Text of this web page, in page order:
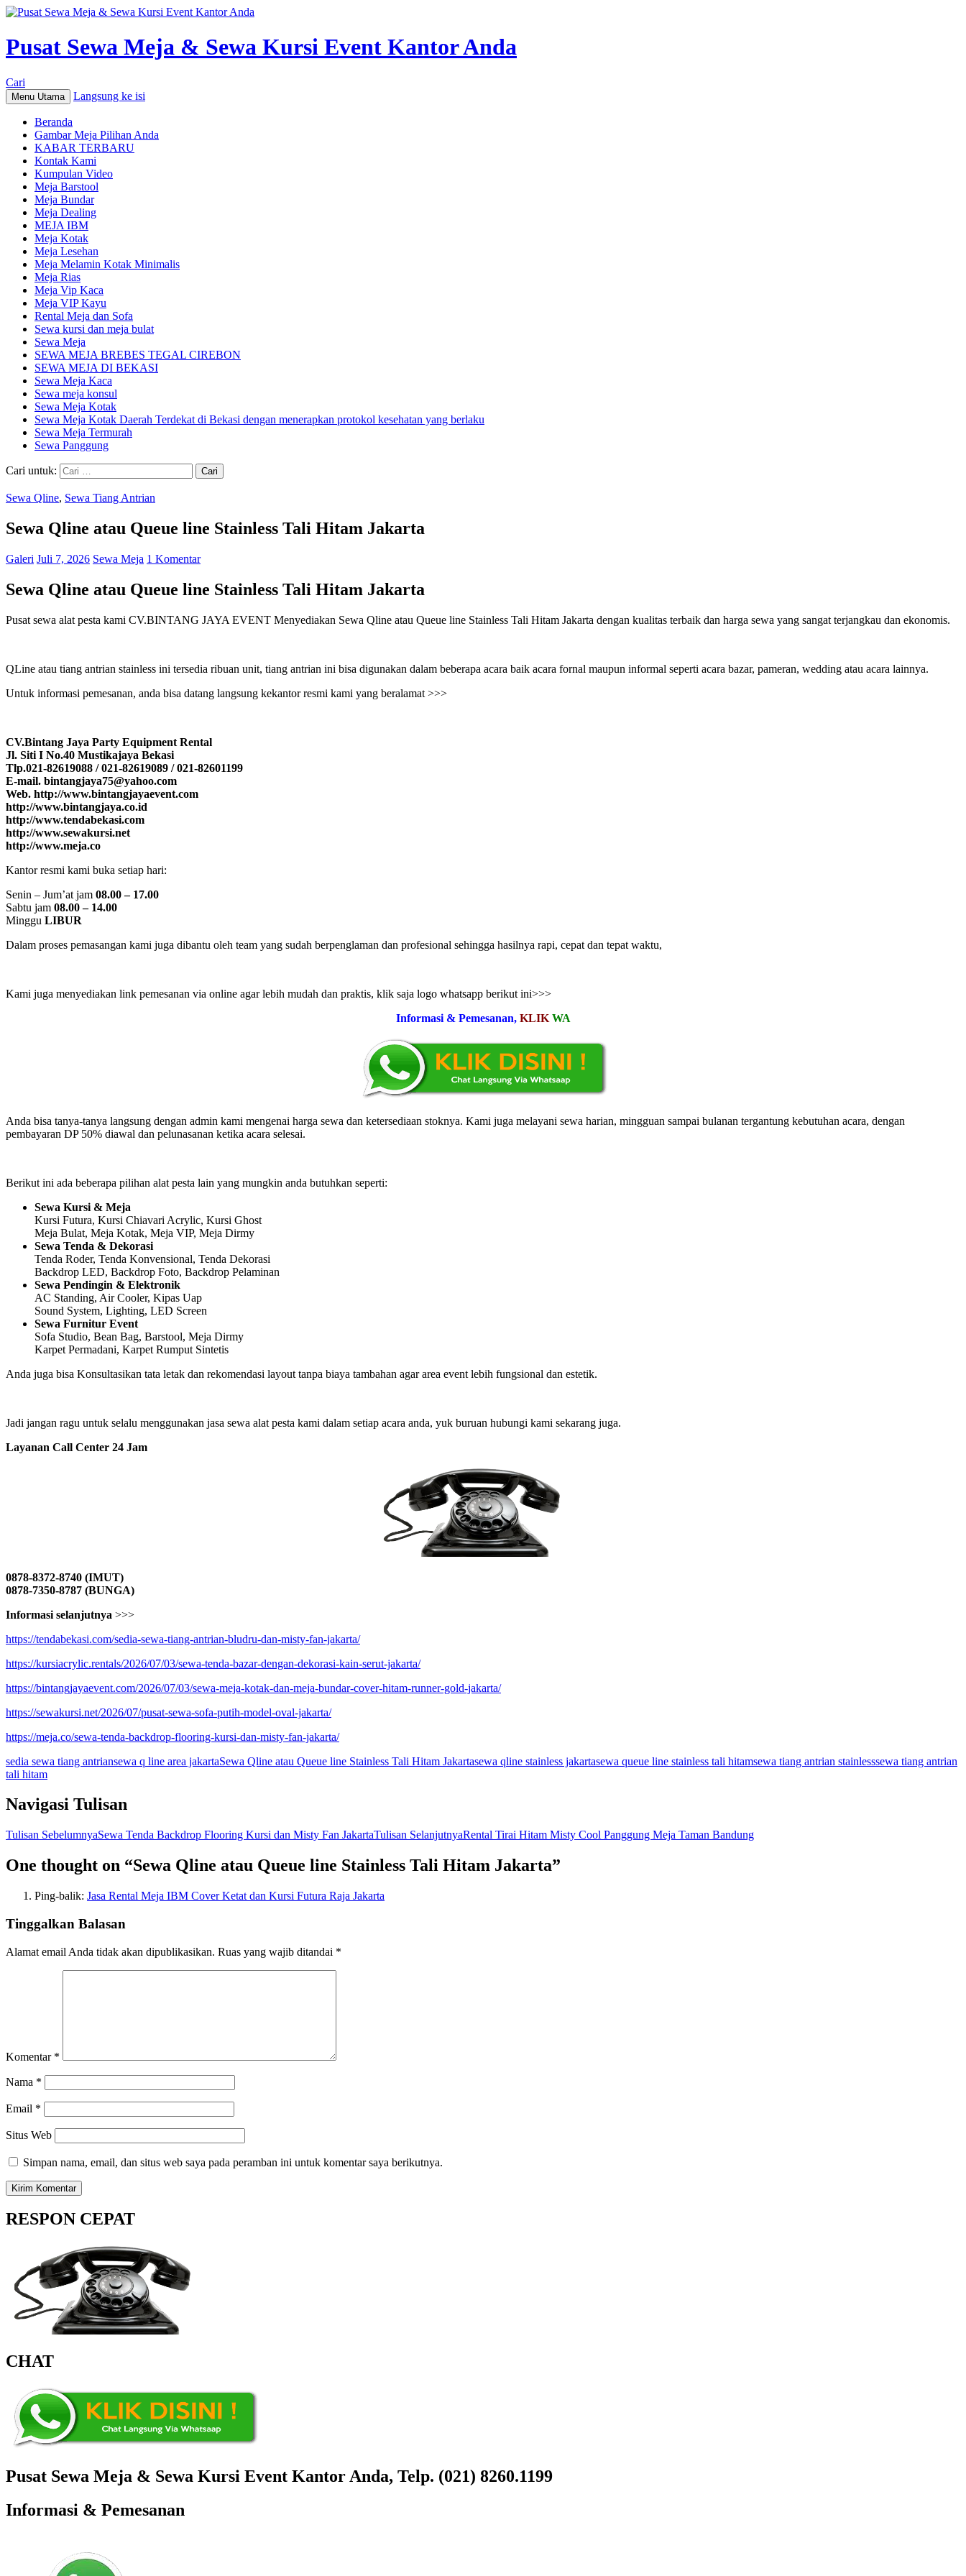
Pusat Sewa Meja & Sewa Kursi Event Kantor Anda
Cari
Menu Utama Langsung ke isi
Beranda
Gambar Meja Pilihan Anda
KABAR TERBARU
Kontak Kami
Kumpulan Video
Meja Barstool
Meja Bundar
Meja Dealing
MEJA IBM
Meja Kotak
Meja Lesehan
Meja Melamin Kotak Minimalis
Meja Rias
Meja Vip Kaca
Meja VIP Kayu
Rental Meja dan Sofa
Sewa kursi dan meja bulat
Sewa Meja
SEWA MEJA BREBES TEGAL CIREBON
SEWA MEJA DI BEKASI
Sewa Meja Kaca
Sewa meja konsul
Sewa Meja Kotak
Sewa Meja Kotak Daerah Terdekat di Bekasi dengan menerapkan protokol kesehatan yang berlaku
Sewa Meja Termurah
Sewa Panggung
Cari untuk:
Sewa Qline, Sewa Tiang Antrian
Sewa Qline atau Queue line Stainless Tali Hitam Jakarta
Galeri Juli 7, 2026 Sewa Meja 1 Komentar
Sewa Qline atau Queue line Stainless Tali Hitam Jakarta
Pusat sewa alat pesta kami CV.BINTANG JAYA EVENT Menyediakan Sewa Qline atau Queue line Stainless Tali Hitam Jakarta dengan kualitas terbaik dan harga sewa yang sangat terjangkau dan ekonomis.
QLine atau tiang antrian stainless ini tersedia ribuan unit, tiang antrian ini bisa digunakan dalam beberapa acara baik acara fornal maupun informal seperti acara bazar, pameran, wedding atau acara lainnya.
Untuk informasi pemesanan, anda bisa datang langsung kekantor resmi kami yang beralamat >>>
CV.Bintang Jaya Party Equipment Rental
Jl. Siti I No.40 Mustikajaya Bekasi
Tlp.021-82619088 / 021-82619089 / 021-82601199
E-mail. bintangjaya75@yahoo.com
Web. http://www.bintangjayaevent.com
http://www.bintangjaya.co.id
http://www.tendabekasi.com
http://www.sewakursi.net
http://www.meja.co
Kantor resmi kami buka setiap hari:
Senin – Jum’at jam 08.00 – 17.00
Sabtu jam 08.00 – 14.00
Minggu LIBUR
Dalam proses pemasangan kami juga dibantu oleh team yang sudah berpenglaman dan profesional sehingga hasilnya rapi, cepat dan tepat waktu,
Kami juga menyediakan link pemesanan via online agar lebih mudah dan praktis, klik saja logo whatsapp berikut ini>>>
Informasi & Pemesanan, KLIK WA
Anda bisa tanya-tanya langsung dengan admin kami mengenai harga sewa dan ketersediaan stoknya. Kami juga melayani sewa harian, mingguan sampai bulanan tergantung kebutuhan acara, dengan
pembayaran DP 50% diawal dan pelunasanan ketika acara selesai.
Berikut ini ada beberapa pilihan alat pesta lain yang mungkin anda butuhkan seperti:
Sewa Kursi & Meja
Kursi Futura, Kursi Chiavari Acrylic, Kursi Ghost
Meja Bulat, Meja Kotak, Meja VIP, Meja Dirmy
Sewa Tenda & Dekorasi
Tenda Roder, Tenda Konvensional, Tenda Dekorasi
Backdrop LED, Backdrop Foto, Backdrop Pelaminan
Sewa Pendingin & Elektronik
AC Standing, Air Cooler, Kipas Uap
Sound System, Lighting, LED Screen
Sewa Furnitur Event
Sofa Studio, Bean Bag, Barstool, Meja Dirmy
Karpet Permadani, Karpet Rumput Sintetis
Anda juga bisa Konsultasikan tata letak dan rekomendasi layout tanpa biaya tambahan agar area event lebih fungsional dan estetik.
Jadi jangan ragu untuk selalu menggunakan jasa sewa alat pesta kami dalam setiap acara anda, yuk buruan hubungi kami sekarang juga.
Layanan Call Center 24 Jam
0878-8372-8740 (IMUT)
0878-7350-8787 (BUNGA)
Informasi selanjutnya >>>
https://tendabekasi.com/sedia-sewa-tiang-antrian-bludru-dan-misty-fan-jakarta/
https://kursiacrylic.rentals/2026/07/03/sewa-tenda-bazar-dengan-dekorasi-kain-serut-jakarta/
https://bintangjayaevent.com/2026/07/03/sewa-meja-kotak-dan-meja-bundar-cover-hitam-runner-gold-jakarta/
https://sewakursi.net/2026/07/pusat-sewa-sofa-putih-model-oval-jakarta/
https://meja.co/sewa-tenda-backdrop-flooring-kursi-dan-misty-fan-jakarta/
sedia sewa tiang antriansewa q line area jakartaSewa Qline atau Queue line Stainless Tali Hitam Jakartasewa qline stainless jakartasewa queue line stainless tali hitamsewa tiang antrian stainlesssewa tiang antrian
tali hitam
Navigasi Tulisan
Tulisan SebelumnyaSewa Tenda Backdrop Flooring Kursi dan Misty Fan JakartaTulisan SelanjutnyaRental Tirai Hitam Misty Cool Panggung Meja Taman Bandung
One thought on “Sewa Qline atau Queue line Stainless Tali Hitam Jakarta”
Ping-balik: Jasa Rental Meja IBM Cover Ketat dan Kursi Futura Raja Jakarta
Tinggalkan Balasan
Alamat email Anda tidak akan dipublikasikan. Ruas yang wajib ditandai *
Komentar *
Nama *
Email *
Situs Web
Simpan nama, email, dan situs web saya pada peramban ini untuk komentar saya berikutnya.
RESPON CEPAT
CHAT
Pusat Sewa Meja & Sewa Kursi Event Kantor Anda, Telp. (021) 8260.1199
Informasi & Pemesanan